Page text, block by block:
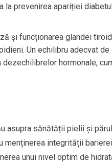
la prevenirea apariției
și funcționarea glandei
Un echilibru adecvat de
hormonale,
asupra sănătății pielii și
menținerea integrității
unui nivel optim de